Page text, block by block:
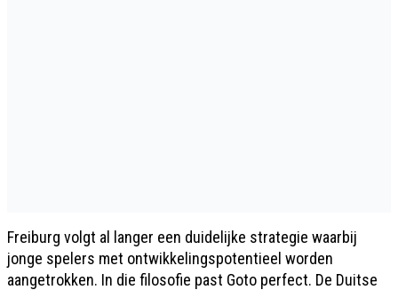
Freiburg volgt al langer een duidelijke strategie waarbij
jonge spelers met ontwikkelingspotentieel worden
aangetrokken. In die filosofie past Goto perfect. De Duitse